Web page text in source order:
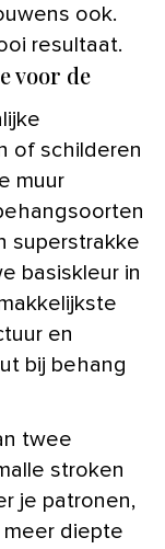
ook.
resultaat.
voor de
of schilderen
muur
superstrakke
basiskleur in
en
bij behang
twee
stroken
je patronen,
meer diepte